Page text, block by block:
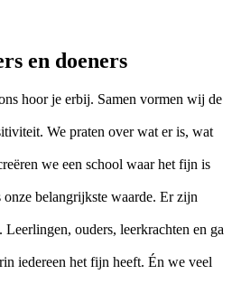
en doeners
hoor je erbij. Samen vormen wij de
We praten over wat er is, wat
we een school waar het fijn is
belangrijkste waarde. Er zijn
Leerlingen, ouders, leerkrachten en ga
iedereen het fijn heeft. Én we veel